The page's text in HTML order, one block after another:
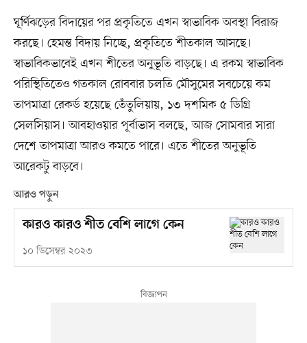
ঘূর্ণিঝড়ের বিদায়ের পর প্রকৃতিতে এখন স্বাভাবিক অবস্থা বিরাজ
করছে। হেমন্ত বিদায় নিচ্ছে, প্রকৃতিতে শীতকাল আসছে।
স্বাভাবিকভাবেই এখন শীতের অনুভূতি বাড়ছে। এ রকম স্বাভাবিক
পরিস্থিতিতেও গতকাল রোববার চলতি মৌসুমের সবচেয়ে কম
তাপমাত্রা রেকর্ড হয়েছে তেঁতুলিয়ায়, ১৩ দশমিক ৫ ডিগ্রি
সেলসিয়াস। আবহাওয়ার পূর্বাভাস বলছে, আজ সোমবার সারা
দেশে তাপমাত্রা আরও কমতে পারে। এতে শীতের অনুভূতি
আরেকটু বাড়বে।
আরও পড়ুন
কারও কারও শীত বেশি লাগে কেন
১০ ডিসেম্বর ২০২৩